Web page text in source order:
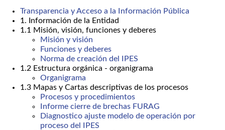
Transparencia y Acceso a la Información Pública
1. Información de la Entidad
1.1 Misión, visión, funciones y deberes
Misión y visión
Funciones y deberes
Norma de creación del IPES
1.2 Estructura orgánica - organigrama
Organigrama
1.3 Mapas y Cartas descriptivas de los procesos
Procesos y procedimientos
Informe cierre de brechas FURAG
Diagnostico ajuste modelo de operación por
proceso del IPES